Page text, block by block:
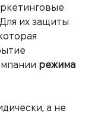
их защиты
режима
а не